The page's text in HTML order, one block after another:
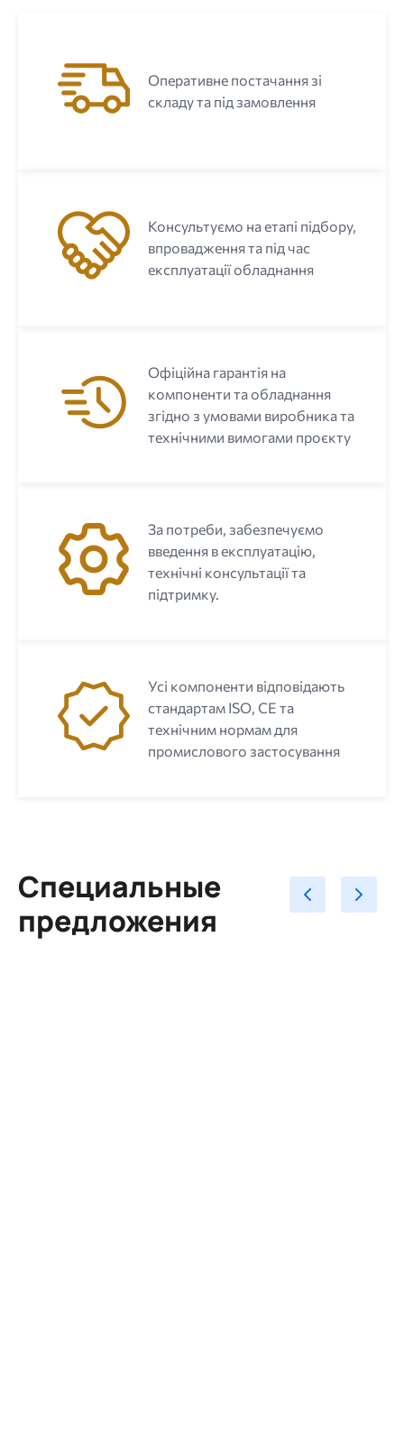
Оперативне постачання зі
складу та під замовлення
Консультуємо на етапі підбору,
впровадження та під час
експлуатації обладнання
Офіційна гарантія на
компоненти та обладнання
згідно з умовами виробника та
технічними вимогами проєкту
За потреби, забезпечуємо
введення в експлуатацію,
технічні консультації та
підтримку.
Усі компоненти відповідають
стандартам ISO, CE та
технічним нормам для
промислового застосування
Специальные
предложения